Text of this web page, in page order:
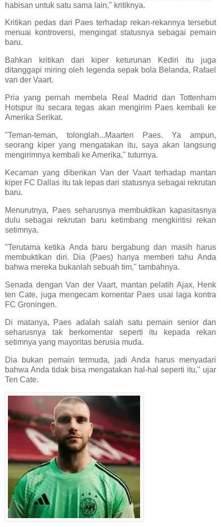
habisan untuk satu sama lain," kritiknya.
Kritikan pedas dari Paes terhadap rekan-rekannya tersebut
menuai kontroversi, mengingat statusnya sebagai pemain
baru.
Bahkan kritikan dari kiper keturunan Kediri itu juga
ditanggapi miring oleh legenda sepak bola Belanda, Rafael
van der Vaart.
Pria yang pernah membela Real Madrid dan Tottenham
Hotspur itu secara tegas akan mengirim Paes kembali ke
Amerika Serikat.
"Teman-teman, tolonglah...Maarten Paes. Ya ampun,
seorang kiper yang mengatakan itu, saya akan langsung
mengirimnya kembali ke Amerika," tuturnya.
Kecaman yang diberikan Van der Vaart terhadap mantan
kiper FC Dallas itu tak lepas dari statusnya sebagai rekrutan
baru.
Menurutnya, Paes seharusnya membuktikan kapasitasnya
dulu sebagai rekrutan baru ketimbang mengkiritisi rekan
setimnya.
"Terutama ketika Anda baru bergabung dan masih harus
membuktikan diri. Dia (Paes) hanya memberi tahu Anda
bahwa mereka bukanlah sebuah tim," tambahnya.
Senada dengan Van der Vaart, mantan pelatih Ajax, Henk
ten Cate, juga mengecam komentar Paes usai laga kontra
FC Groningen.
Di matanya, Paes adalah salah satu pemain senior dan
seharusnya tak berkomentar seperti itu kepada rekan
setimnya yang mayoritas berusia muda.
Dia bukan pemain termuda, jadi Anda harus menyadari
bahwa Anda tidak bisa mengatakan hal-hal seperti itu," ujar
Ten Cate.